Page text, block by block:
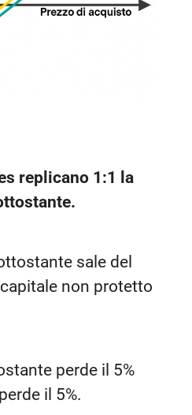
replicano 1:1 la
sale del
non protetto
perde il 5%
il 5%.